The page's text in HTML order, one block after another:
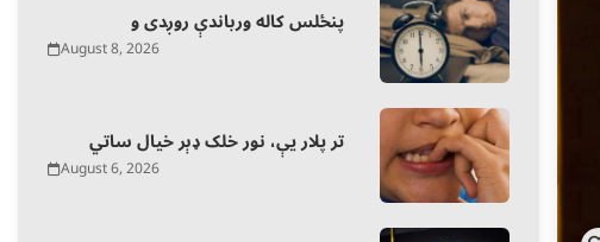
پنځلس کاله ورباندې روږدی و
August 8, 2026
تر پلار یې، نور خلک ډېر خیال ساتي
August 6, 2026